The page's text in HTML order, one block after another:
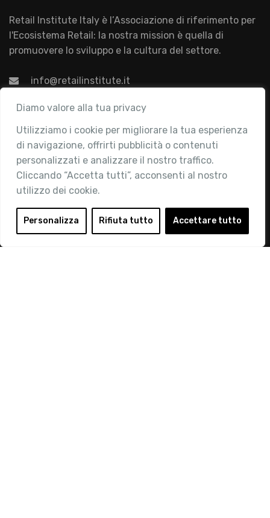
Diamo valore alla tua privacy
Utilizziamo i cookie per migliorare la tua esperienza
di navigazione, offrirti pubblicità o contenuti
personalizzati e analizzare il nostro traffico.
Cliccando “Accetta tutti”, acconsenti al nostro
utilizzo dei cookie.
Personalizza Rifiuta tutto Accettare tutto
Retail Institute Italy è l’Associazione di riferimento per
l'Ecosistema Retail: la nostra mission è quella di
promuovere lo sviluppo e la cultura del settore.
info@retailinstitute.it
Associazione
Chi siamo
Attività
Contatti
Area Riservata
Login
Diventa Socio